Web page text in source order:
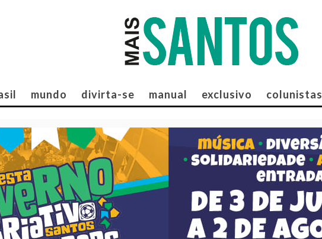
mundo divirta-se manual exclusivo colunistas